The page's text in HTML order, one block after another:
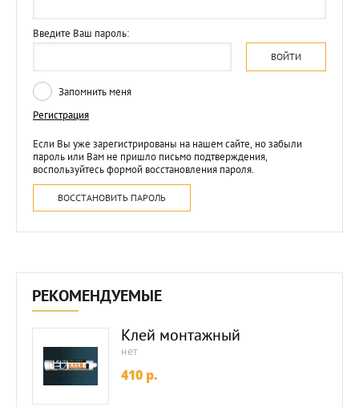
Введите Ваш пароль:
ВОЙТИ
Запомнить меня
Регистрация
Если Вы уже зарегистрированы на нашем сайте, но забыли
пароль или Вам не пришло письмо подтверждения,
воспользуйтесь формой восстановления пароля.
ВОССТАНОВИТЬ ПАРОЛЬ
РЕКОМЕНДУЕМЫЕ
Клей монтажный
нет
410 p.